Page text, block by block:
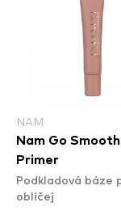
NAM
Nam Go
Primer
Podkladová báze
obličej